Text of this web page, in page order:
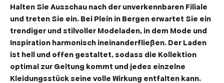
Halten Sie Ausschau nach der unverkennbaren Filiale
und treten Sie ein. Bei Plein in Bergen erwartet Sie ein
trendiger und stilvoller Modeladen, in dem Mode und
Inspiration harmonisch ineinanderfließen. Der Laden
ist hell und offen gestaltet, sodass die Kollektion
optimal zur Geltung kommt und jedes einzelne
Kleidungsstück seine volle Wirkung entfalten kann.